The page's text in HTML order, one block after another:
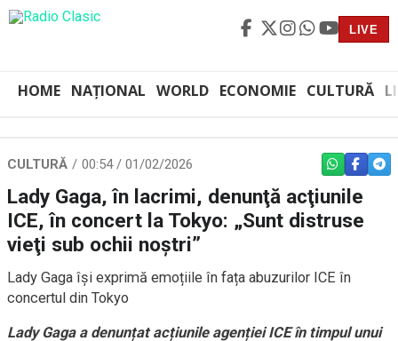
LIVE
HOME NAȚIONAL WORLD ECONOMIE CULTURĂ
CULTURĂ 00:54 / 01/02/2026 WHATSAPP
Lady Gaga, în lacrimi, denunţă acţiunile
ICE, în concert la Tokyo: „Sunt distruse
vieţi sub ochii noştri”
Lady Gaga își exprimă emoțiile în fața abuzurilor ICE în
concertul din Tokyo
Lady Gaga a denunțat acțiunile agenției ICE în timpul unui